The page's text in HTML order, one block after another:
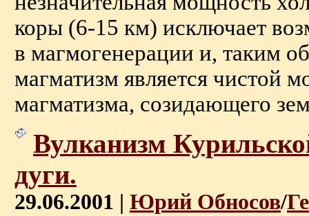
коры (6-15 км) исключает
в магмогенерации и, таким
магматизм является чистой
магматизма, созидающего
Вулканизм
дуги.
29.06.2001 | Юрий Обносов/